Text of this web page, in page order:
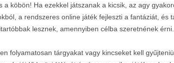
köbön! Ha ezekkel játszanak a kicsik, az agy
a rendszeres online játék fejleszti a fantáziát, és
lesznek, amennyiben célba szeretnének érni.
folyamatosan tárgyakat vagy kincseket kell